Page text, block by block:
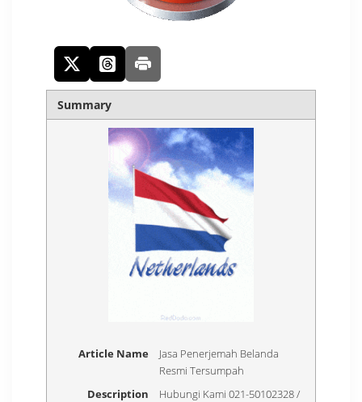
Summary
Article Name
Jasa Penerjemah Belanda
Resmi Tersumpah
Description
Hubungi Kami 021-50102328 /